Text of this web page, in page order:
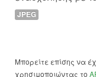
JPEG
Μπορείτε επίσης να
χρησιμοποιώντας το